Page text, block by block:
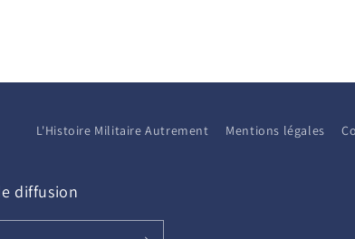
L'Histoire Militaire Autrement Mentions légales
diffusion